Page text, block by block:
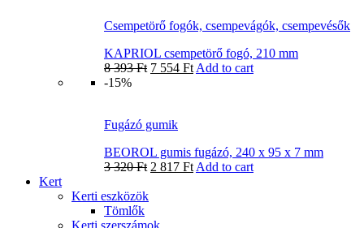
Csempetörő fogók, csempevágók, csempevésők
KAPRIOL csempetörő fogó, 210 mm
8 393Ft 7 554 Ft Add to cart
-15%
Fugázó gumik
BEOROL gumis fugázó, 240 x 95 x 7 mm
3 320Ft 2 817 Ft Add to cart
Kert
Kerti eszközök
Tömlők
Kerti szerszámok